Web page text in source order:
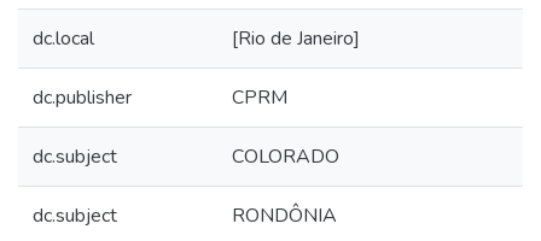
dc.local [Rio de Janeiro]
dc.publisher CPRM
dc.subject COLORADO
dc.subject RONDÔNIA